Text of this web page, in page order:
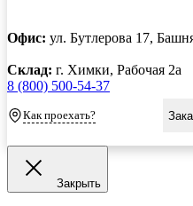
Офис: ул. Бутлерова 17,
Склад: г. Химки, Рабочая 2а
8 (800) 500-54-37
Как проехать?
Закрыть